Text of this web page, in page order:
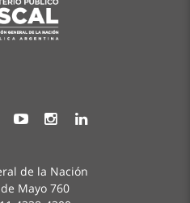
de la Nación
Mayo 760